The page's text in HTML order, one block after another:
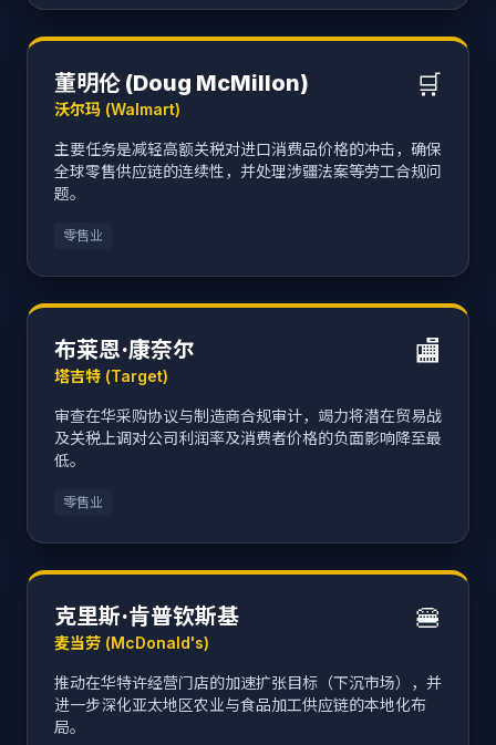
董明伦 (Doug McMillon)
沃尔玛 (Walmart)
🛒
主要任务是减轻高额关税对进口消费品价格的冲击，确保
全球零售供应链的连续性，并处理涉疆法案等劳工合规问
题。
零售业
布莱恩·康奈尔
塔吉特 (Target)
🏬
审查在华采购协议与制造商合规审计，竭力将潜在贸易战
及关税上调对公司利润率及消费者价格的负面影响降至最
低。
零售业
克里斯·肯普钦斯基
麦当劳 (McDonald's)
🍔
推动在华特许经营门店的加速扩张目标（下沉市场），并
进一步深化亚太地区农业与食品加工供应链的本地化布
局。